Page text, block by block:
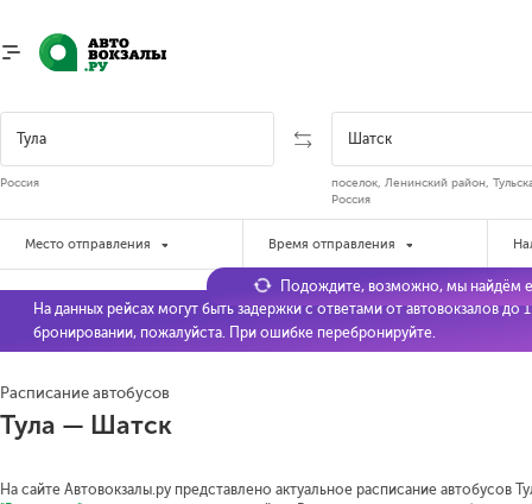
Россия
поселок, Ленинский район,
Россия
Место отправления Время отправления
На данных рейсах могут быть задержки с ответами от автовокзалов до
бронировании, пожалуйста. При ошибке перебронируйте.
Расписание автобусов
Тула — Шатск
На сайте Автовокзалы.ру представлено актуальное расписание автобусов
Подождите, возможно, мы найдём